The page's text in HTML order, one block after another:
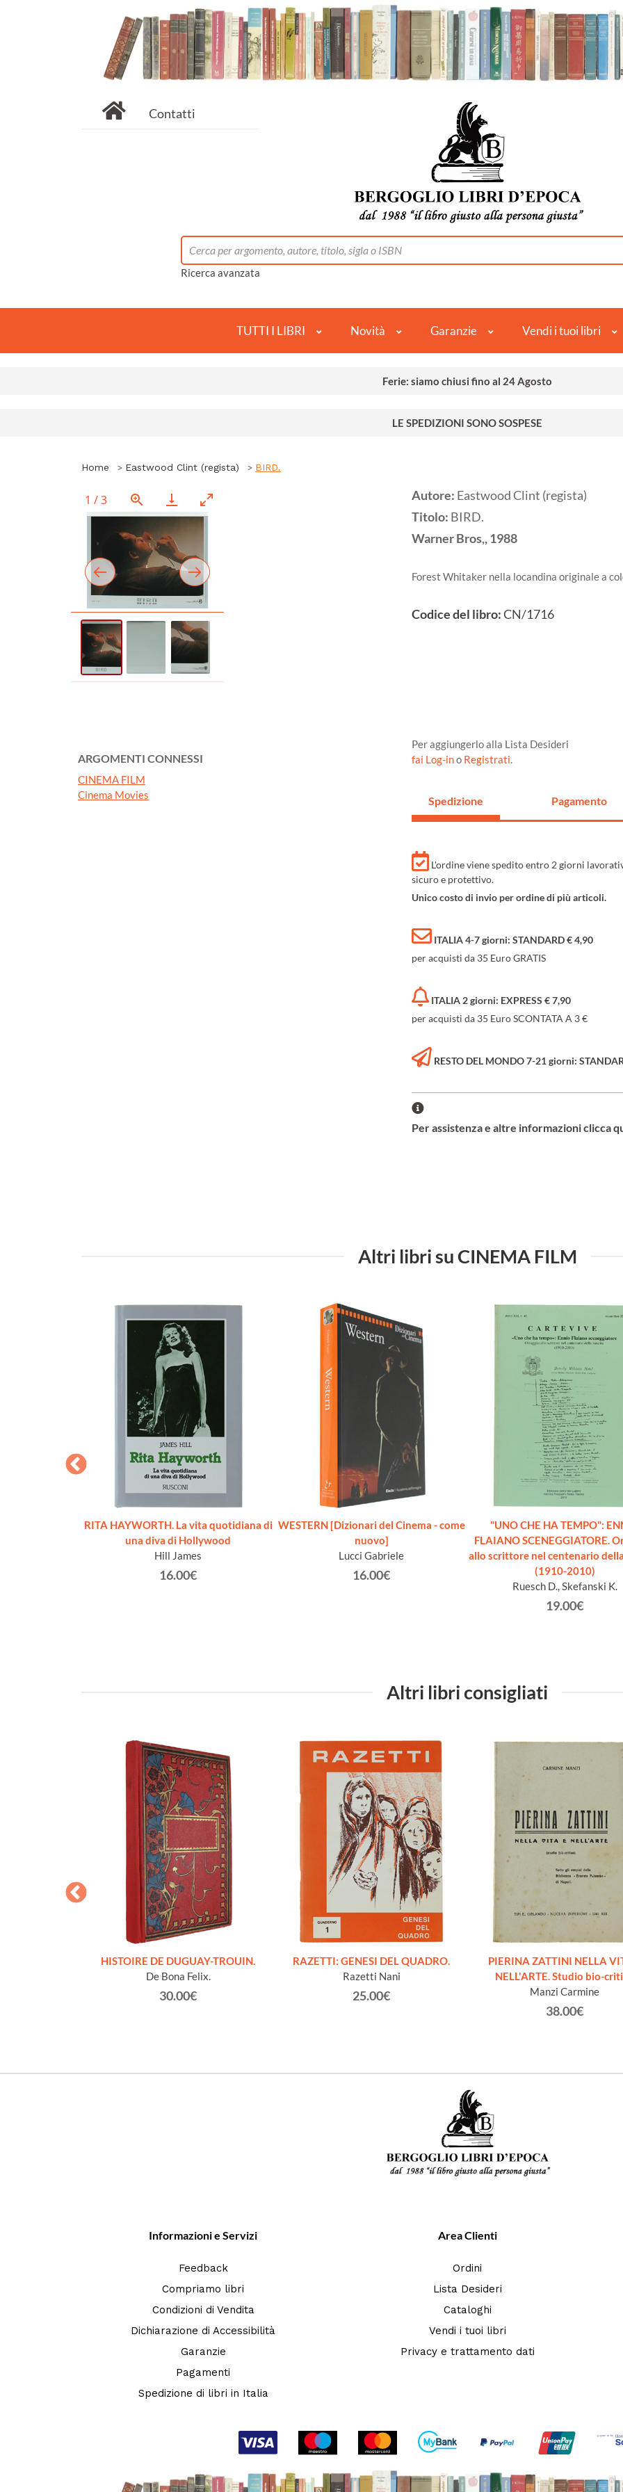
Contatti
Ricerca avanzata
TUTTI I LIBRI Novità Garanzie Vendi i tuoi libri
Ferie: siamo chiusi fino al 24 Agosto
LE SPEDIZIONI SONO SOSPESE
Home Eastwood Clint (regista) BIRD.
1 /3
ARGOMENTI CONNESSI
CINEMA FILM
Cinema Movies
Autore: Eastwood Clint (regista)
Titolo: BIRD.
Warner Bros,,1988
Forest Whitaker nella locandina originale a
Codice del libro:CN/1716
Per aggiungerlo alla Lista Desideri
fai Log-ino Registrati.
Spedizione Pagamento
L'ordine viene spedito entro 2 giorni
sicuro e protettivo.
Unico costo di invio per ordine di più articoli.
ITALIA 4-7 giorni: STANDARD € 4,90
per acquisti da 35 Euro GRATIS
ITALIA 2 giorni: EXPRESS € 7,90
per acquisti da 35 Euro SCONTATA A 3 €
RESTO DEL MONDO 7-21 giorni:
Per assistenza e altre informazioni clicca
Altri libri su CINEMA FILM
RITA HAYWORTH. La vita quotidiana di
una diva di Hollywood
Hill James
16.00€
WESTERN [Dizionari del Cinema - come
nuovo]
Lucci Gabriele
16.00€
"UNO CHE HA TEMPO":
FLAIANO SCENEGGIATORE.
allo scrittore nel centenario
(1910-2010)
Ruesch D., Skefanski K.
19.00€
Altri libri consigliati
HISTOIRE DE DUGUAY-TROUIN.
De Bona Felix.
30.00€
RAZETTI: GENESI DEL QUADRO.
Razetti Nani
25.00€
PIERINA ZATTINI NELLA
NELL'ARTE. Studio bio-
Manzi Carmine
38.00€
Informazioni e Servizi
Feedback
Compriamo libri
Condizioni di Vendita
Dichiarazione di Accessibilità
Garanzie
Pagamenti
Spedizione di libri in Italia
Area Clienti
Ordini
Lista Desideri
Cataloghi
Vendi i tuoi libri
Privacy e trattamento dati